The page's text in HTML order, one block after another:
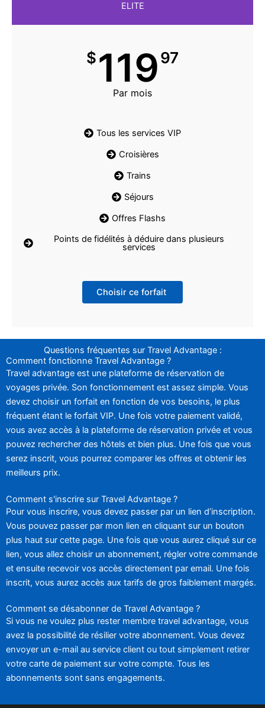
ELITE
$11997
Par mois
Tous les services VIP
Croisières
Trains
Séjours
Offres Flashs
Points de fidélités à déduire dans plusieurs
services
Choisir ce forfait
Questions fréquentes sur Travel Advantage :
Comment fonctionne Travel Advantage ?
Travel advantage est une plateforme de réservation de
voyages privée. Son fonctionnement est assez simple. Vous
devez choisir un forfait en fonction de vos besoins, le plus
fréquent étant le forfait VIP. Une fois votre paiement validé,
vous avez accès à la plateforme de réservation privée et vous
pouvez rechercher des hôtels et bien plus. Une fois que vous
serez inscrit, vous pourrez comparer les offres et obtenir les
meilleurs prix.
Comment s'inscrire sur Travel Advantage ?
Pour vous inscrire, vous devez passer par un lien d’inscription.
Vous pouvez passer par mon lien en cliquant sur un bouton
plus haut sur cette page. Une fois que vous aurez cliqué sur ce
lien, vous allez choisir un abonnement, régler votre commande
et ensuite recevoir vos accès directement par email. Une fois
inscrit, vous aurez accès aux tarifs de gros faiblement margés.
Comment se désabonner de Travel Advantage ?
Si vous ne voulez plus rester membre travel advantage, vous
avez la possibilité de résilier votre abonnement. Vous devez
envoyer un e-mail au service client ou tout simplement retirer
votre carte de paiement sur votre compte. Tous les
abonnements sont sans engagements.